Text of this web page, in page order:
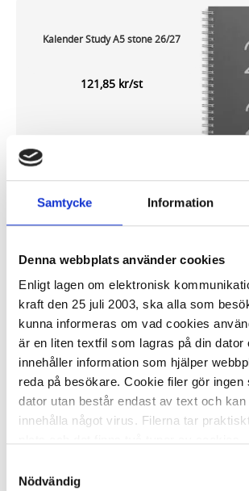
Samtycke Information
Denna webbplats använder cookies
Enligt lagen om elektronisk
kraft den 25 juli 2003, ska alla som
kunna informeras om vad cookies
är en liten textfil som lagras på din dator
innehåller information som hjälper
reda på besökare. Cookie filer gör ingen
dator utan består endast av text och kan
innehålla något virus. Filerna tar
Den ena typen sparar en fil permanent på
Nödvändig
Kalender Study A5 stone 26/27
121,85 kr/st
I lager 30 st
- +
Kalender Study Story A5 blad 26/27
132,34 kr/st
I lager 23 st